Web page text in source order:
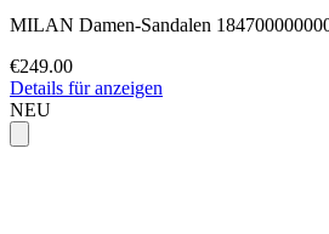
MILAN Damen-Sandalen
€249.00
Details für anzeigen
NEU